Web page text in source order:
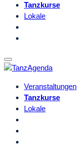
Tanzkurse
Lokale
Veranstaltungen
Tanzkurse
Lokale